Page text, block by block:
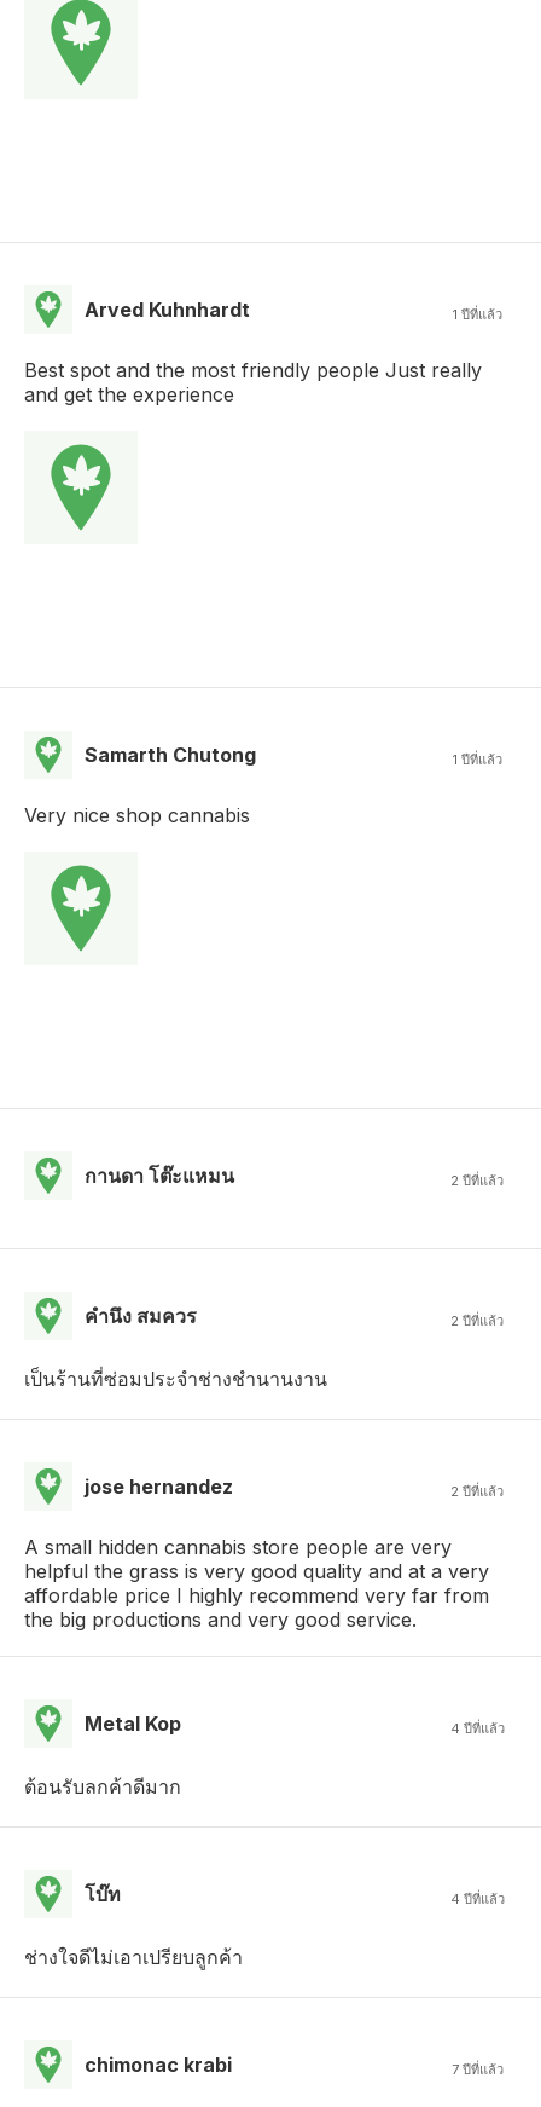
Arved Kuhnhardt 1 ปีที่แล้ว
Best spot and the most friendly people Just really
and get the experience
Samarth Chutong 1 ปีที่แล้ว
Very nice shop cannabis
กานดา โต๊ะแหมน 2 ปีที่แล้ว
คํานึง สมควร 2 ปีที่แล้ว
เป็นร้านที่ซ่อมประจำช่างชำนานงาน
jose hernandez 2 ปีที่แล้ว
A small hidden cannabis store people are very
helpful the grass is very good quality and at a very
affordable price I highly recommend very far from
the big productions and very good service.
Metal Kop 4 ปีที่แล้ว
ต้อนรับลกค้าดีมาก
โบ๊ท 4 ปีที่แล้ว
ช่างใจดีไม่เอาเปรียบลูกค้า
chimonac krabi 7 ปีที่แล้ว